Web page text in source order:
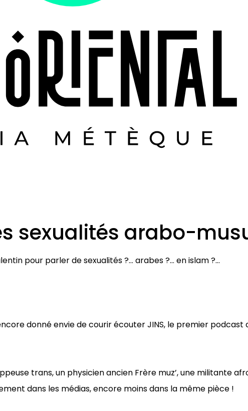
sexualités arabo-
pour parler de sexualités ?… arabes ?… en islam ?…
donné envie de courir écouter JINS, le premier
trans, un physicien ancien Frère muz’, une militante
dans les médias, encore moins dans la même pièce !